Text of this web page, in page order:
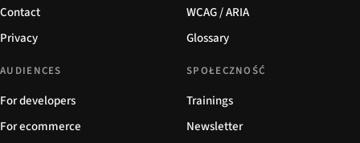
Contact
Privacy
WCAG / ARIA
Glossary
AUDIENCES
For developers
For ecommerce
SPOŁECZNOŚĆ
Trainings
Newsletter